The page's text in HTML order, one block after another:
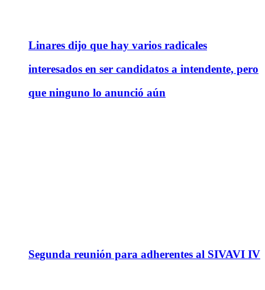
Linares dijo que hay varios radicales
interesados en ser candidatos a intendente, pero
que ninguno lo anunció aún
Segunda reunión para adherentes al SIVAVI IV